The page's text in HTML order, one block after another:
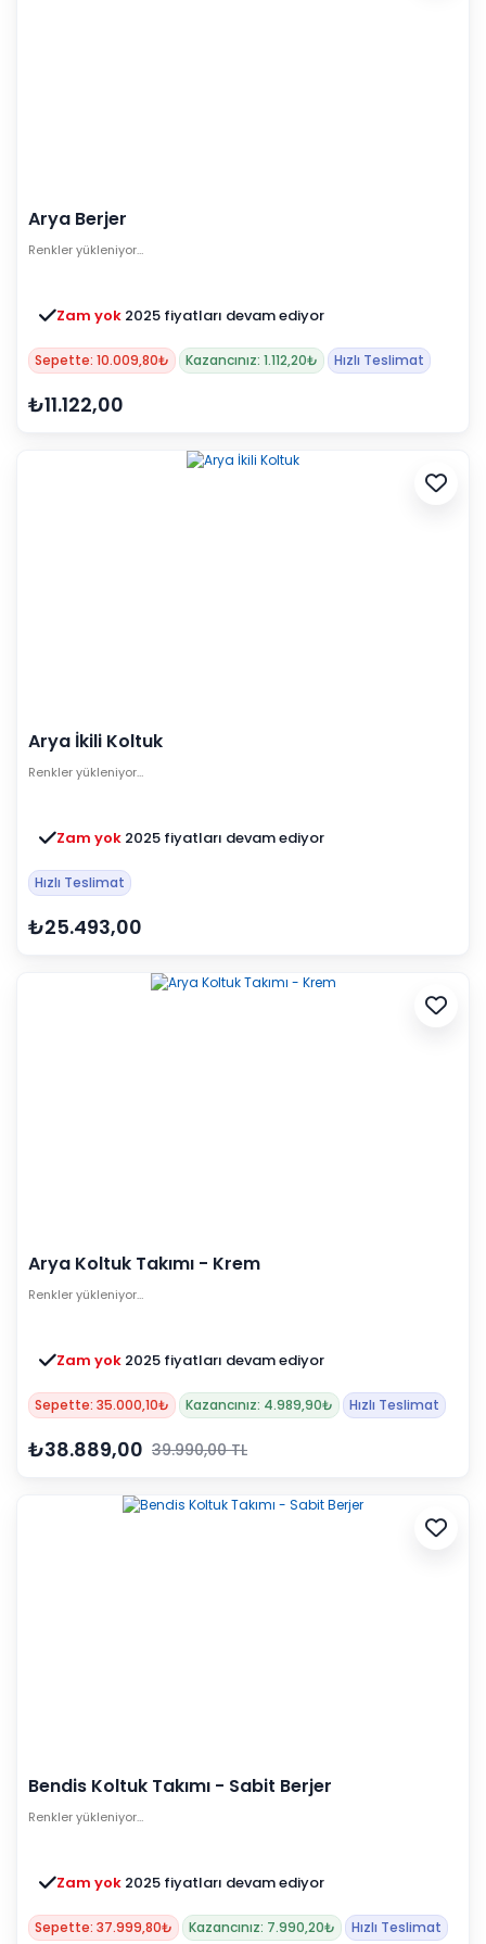
Arya Berjer
Renkler yükleniyor…
Zam yok 2025 fiyatları devam ediyor
Sepette: 10.009,80₺ Kazancınız: 1.112,20₺ Hızlı Teslimat
₺11.122,00
Arya İkili Koltuk
Renkler yükleniyor…
Zam yok 2025 fiyatları devam ediyor
Hızlı Teslimat
₺25.493,00
Arya Koltuk Takımı - Krem
Renkler yükleniyor…
Zam yok 2025 fiyatları devam ediyor
Sepette: 35.000,10₺ Kazancınız: 4.989,90₺ Hızlı Teslimat
₺38.889,00 39.990,00 TL
Bendis Koltuk Takımı - Sabit Berjer
Renkler yükleniyor…
Zam yok 2025 fiyatları devam ediyor
Sepette: 37.999,80₺ Kazancınız: 7.990,20₺ Hızlı Teslimat